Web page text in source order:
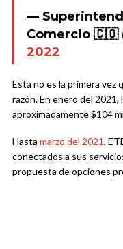
—
Comercio 🇨🇴
2022
Esta no es la primera vez
razón. En enero del 2021,
aproximadamente $104
Hasta marzo del 2021,
conectados a sus
propuesta de opciones